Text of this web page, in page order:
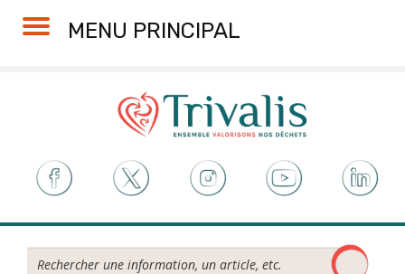
MENU PRINCIPAL
Rechercher...